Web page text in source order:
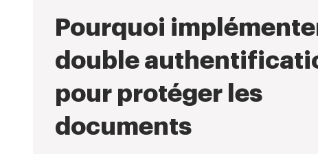
Pourquoi
double
pour protéger les
documents